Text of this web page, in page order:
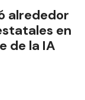
alrededor
en
de la IA